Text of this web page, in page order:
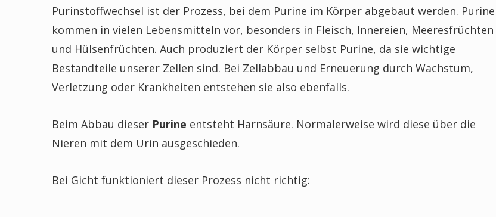
Purinstoffwechsel ist der Prozess, bei dem Purine im Körper abgebaut werden. Purine
kommen in vielen Lebensmitteln vor, besonders in Fleisch, Innereien, Meeresfrüchten
und Hülsenfrüchten. Auch produziert der Körper selbst Purine, da sie wichtige
Bestandteile unserer Zellen sind. Bei Zellabbau und Erneuerung durch Wachstum,
Verletzung oder Krankheiten entstehen sie also ebenfalls.
Beim Abbau dieser Purine entsteht Harnsäure. Normalerweise wird diese über die
Nieren mit dem Urin ausgeschieden.
Bei Gicht funktioniert dieser Prozess nicht richtig: